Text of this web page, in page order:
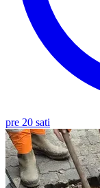
pre 20 sati